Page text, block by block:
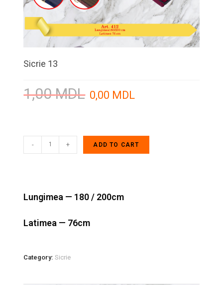
Sicrie 13
1,00MDL 0,00 MDL
- + ADD TO CART
Lungimea — 180 / 200cm
Latimea — 76cm
Category:Sicrie